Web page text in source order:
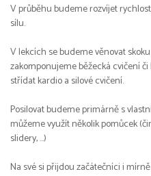
V průběhu budeme rozvíjet
sílu.
V lekcích se budeme věnovat
zakomponujeme běžecká cvičení
střídat kardio a silové cvičení.
Posilovat budeme primárně s
můžeme využít několik pomůcek
slidery, …)
Na své si přijdou začátečníci i